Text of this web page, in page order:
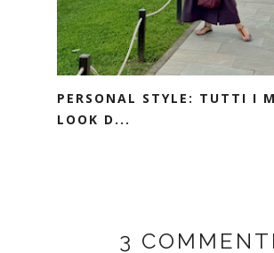
PERSONAL STYLE: TUTTI I
LOOK D...
3 COMMENTI